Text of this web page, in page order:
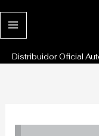
al
Distribuidor Oficial